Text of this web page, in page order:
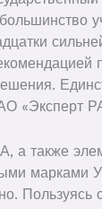
«Эксперт
а также
марками